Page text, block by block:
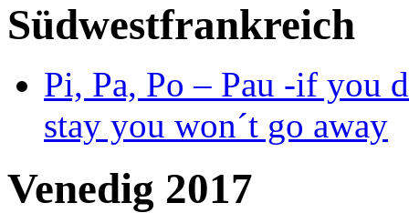
Südwestfrankreich
Pi, Pa, Po – Pau -if you
stay you won´t go away
Venedig 2017